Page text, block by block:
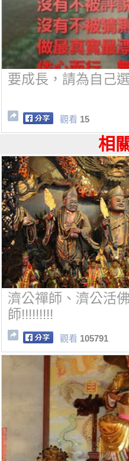
要成長，請為自己
觀看 15
相
濟公禪師、濟公活
師!!!!!!!!!
觀看 105791